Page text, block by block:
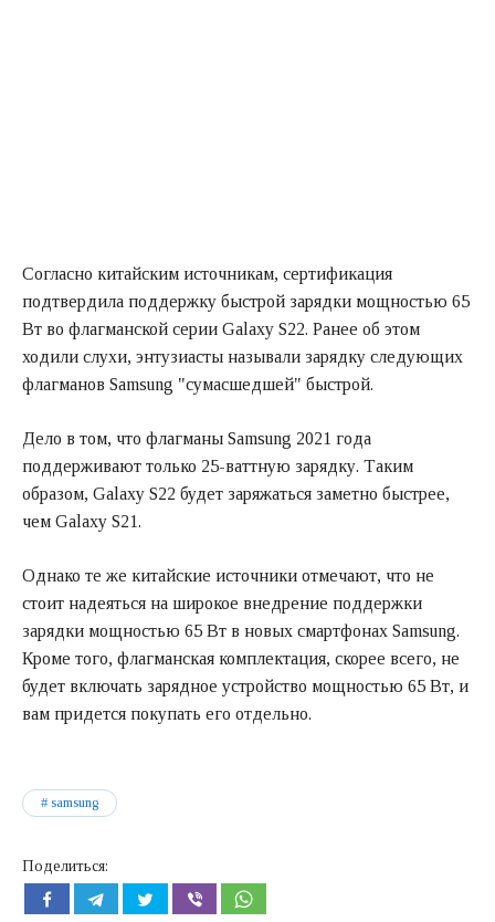
Согласно китайским источникам, сертификация
подтвердила поддержку быстрой зарядки мощностью 65
Вт во флагманской серии Galaxy S22. Ранее об этом
ходили слухи, энтузиасты называли зарядку следующих
флагманов Samsung "сумасшедшей" быстрой.
Дело в том, что флагманы Samsung 2021 года
поддерживают только 25-ваттную зарядку. Таким
образом, Galaxy S22 будет заряжаться заметно быстрее,
чем Galaxy S21.
Однако те же китайские источники отмечают, что не
стоит надеяться на широкое внедрение поддержки
зарядки мощностью 65 Вт в новых смартфонах Samsung.
Кроме того, флагманская комплектация, скорее всего, не
будет включать зарядное устройство мощностью 65 Вт, и
вам придется покупать его отдельно.
samsung
Поделиться: